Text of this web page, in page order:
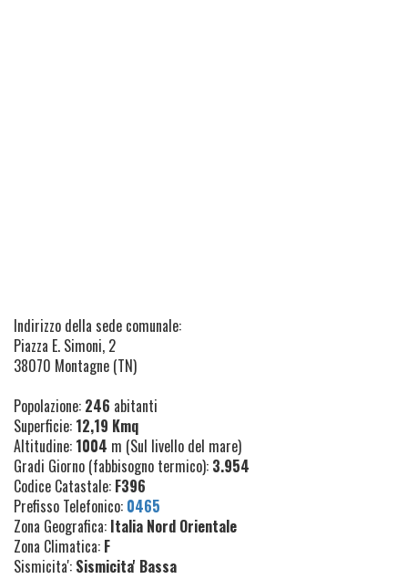
Indirizzo della sede comunale:
Piazza E. Simoni, 2
38070 Montagne (TN)
Popolazione: 246 abitanti
Superficie: 12,19 Kmq
Altitudine: 1004 m (Sul livello del mare)
Gradi Giorno (fabbisogno termico): 3.954
Codice Catastale: F396
Prefisso Telefonico: 0465
Zona Geografica: Italia Nord Orientale
Zona Climatica: F
Sismicita': Sismicita' Bassa